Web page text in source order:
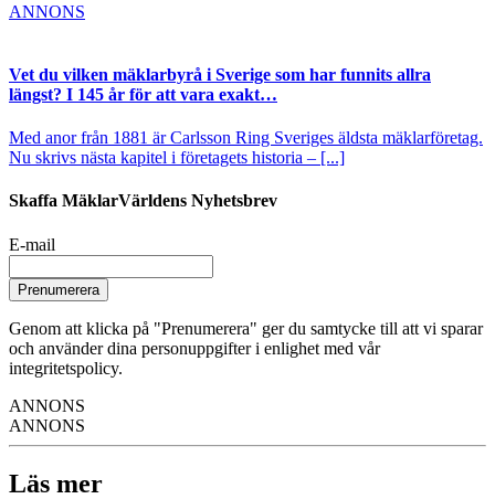
ANNONS
Vet du vilken mäklarbyrå i Sverige som har funnits allra
längst? I 145 år för att vara exakt…
Med anor från 1881 är Carlsson Ring Sveriges äldsta mäklarföretag.
Nu skrivs nästa kapitel i företagets historia – [...]
Skaffa MäklarVärldens Nyhetsbrev
E-mail
Prenumerera
Genom att klicka på "Prenumerera" ger du samtycke till att vi sparar
och använder dina personuppgifter i enlighet med vår
integritetspolicy.
ANNONS
ANNONS
Läs mer